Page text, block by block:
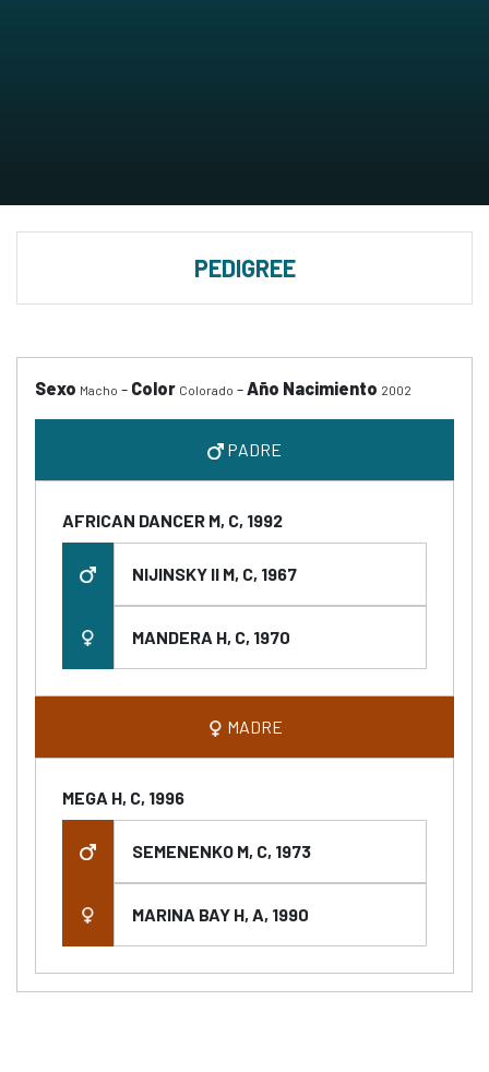
PEDIGREE
Sexo Macho - Color Colorado -Año Nacimiento 2002
PADRE
AFRICAN DANCER M, C, 1992
NIJINSKY II M, C, 1967
MANDERA H, C, 1970
MADRE
MEGA H, C, 1996
SEMENENKO M, C, 1973
MARINA BAY H, A, 1990